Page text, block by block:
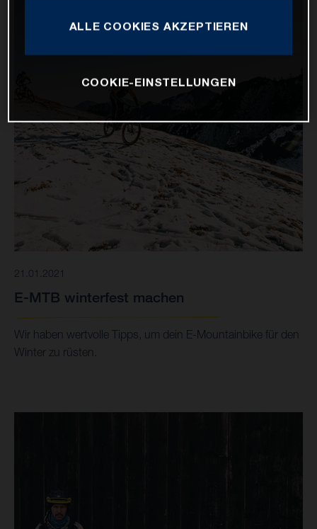
21.01.2021
E-MTB winterfest machen
Wir haben wertvolle Tipps, um dein E-Mountainbike für den
Winter zu rüsten.
ALLE COOKIES AKZEPTIEREN
COOKIE-EINSTELLUNGEN